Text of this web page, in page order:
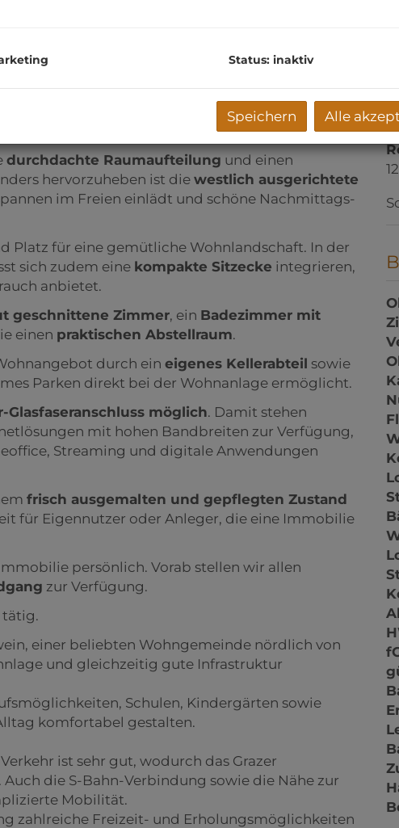
mit ca. 55 m² Wohnflächebefindet sich im1.
Wohnhauses
in ruhiger Lage von
durchdachte Raumaufteilung und einen
hervorzuheben ist die westlich ausgerichtete
im Freien einlädt und schöne Nachmittags-
Platz für eine gemütliche Wohnlandschaft. In der
sich zudem eine kompakte Sitzecke integrieren,
anbietet.
geschnittene Zimmer, ein Badezimmer mit
einen praktischen Abstellraum.
durch ein eigenes Kellerabteil sowie
Parken direkt bei der Wohnanlage ermöglicht.
Glasfaseranschluss möglich. Damit stehen
mit hohen Bandbreiten zur Verfügung,
Streaming und digitale Anwendungen
frisch ausgemalten und gepflegten Zustand
für Eigennutzer oder Anleger, die eine Immobilie
persönlich. Vorab stellen wir allen
zur Verfügung.
tätig.
einer beliebten Wohngemeinde nördlich von
und gleichzeitig gute Infrastruktur
Schulen, Kindergärten sowie
komfortabel gestalten.
ist sehr gut, wodurch das Grazer
die S-Bahn-Verbindung sowie die Nähe zur
Mobilität.
zahlreiche Freizeit- und Erholungsmöglichkeiten
Status: inaktiv
Speichern Alle